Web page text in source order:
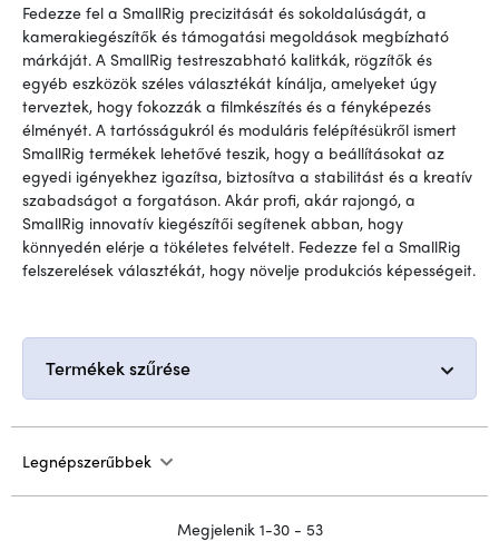
Fedezze fel a SmallRig precizitását és sokoldalúságát, a
kamerakiegészítők és támogatási megoldások megbízható
márkáját. A SmallRig testreszabható kalitkák, rögzítők és
egyéb eszközök széles választékát kínálja, amelyeket úgy
terveztek, hogy fokozzák a filmkészítés és a fényképezés
élményét. A tartósságukról és moduláris felépítésükről ismert
SmallRig termékek lehetővé teszik, hogy a beállításokat az
egyedi igényekhez igazítsa, biztosítva a stabilitást és a kreatív
szabadságot a forgatáson. Akár profi, akár rajongó, a
SmallRig innovatív kiegészítői segítenek abban, hogy
könnyedén elérje a tökéletes felvételt. Fedezze fel a SmallRig
felszerelések választékát, hogy növelje produkciós képességeit.
Termékek szűrése
Legnépszerűbbek
Megjelenik 1-30 - 53